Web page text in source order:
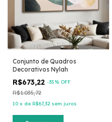
Conjunto de Quadros
Decorativos Nylah
R$673,22 -35% OFF
R$1.035,72
10 x de R$67,32 sem juros